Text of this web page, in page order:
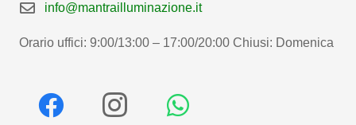
info@mantrailluminazione.it
Orario uffici: 9:00/13:00 – 17:00/20:00 Chiusi: Domenica